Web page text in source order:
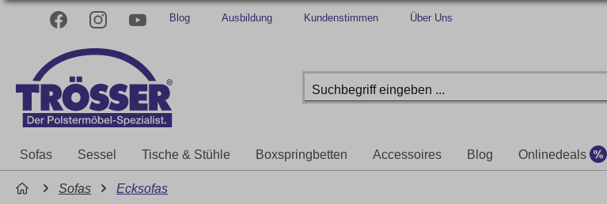
Blog Ausbildung Kundenstimmen Über Uns
Sofas Sessel Tische & Stühle Boxspringbetten Accessoires Blog Onlinedeals
Sofas Ecksofas